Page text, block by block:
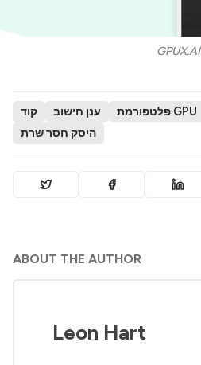
GPUX.AI
קוד ענן חישוב פלטפורמת GPU
היסק חסר שרת
ABOUT THE AUTHOR
Leon Hart